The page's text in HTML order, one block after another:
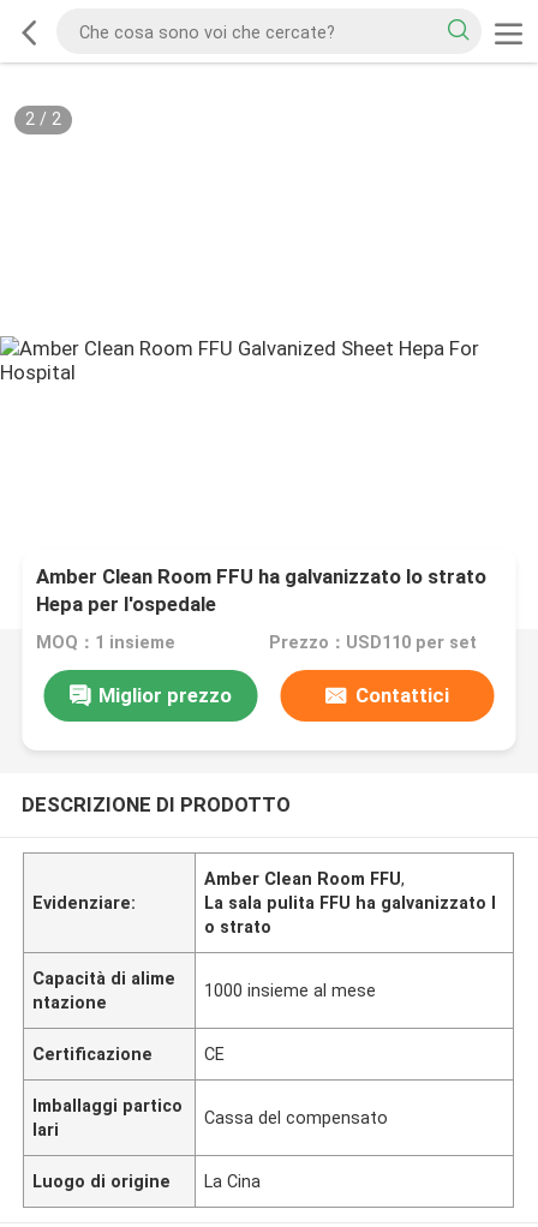
2/ 2
Amber Clean Room FFU ha galvanizzato lo strato
Hepa per l'ospedale
MOQ：1 insieme Prezzo：USD110 per set
Miglior prezzo Contattici
DESCRIZIONE DI PRODOTTO
Evidenziare:
Amber Clean Room FFU,
La sala pulita FFU ha galvanizzato l
o strato
Capacità di alime
ntazione
1000 insieme al mese
Certificazione CE
Imballaggi partico
lari
Cassa del compensato
Luogo di origine La Cina